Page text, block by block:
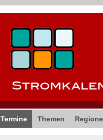
Termine Themen